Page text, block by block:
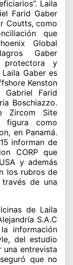
Laila
Farid Gaber
Coutts, como
que
Global
Gaber
protectora y
Gaber es
Kenston
Gabriel Farid
Boschiazzo.
Zircom Site
figura como
en Panamá.
informan de
CORP que
y además
los rubros de
de una
de Laila
S.A.C
información
del estudio
una entrevista
que no